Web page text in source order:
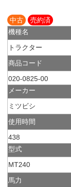
中古
売約済
機種名
トラクター
商品コード
020-0825-00
メーカー
ミツビシ
使用時間
438
型式
MT240
馬力